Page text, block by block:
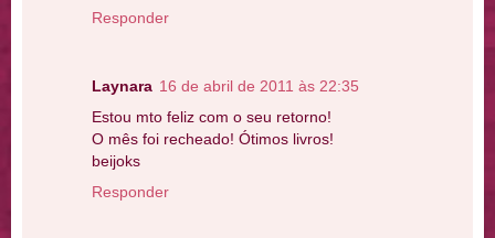
Responder
Laynara 16 de abril de 2011 às 22:35
Estou mto feliz com o seu retorno!
O mês foi recheado! Ótimos livros!
beijoks
Responder